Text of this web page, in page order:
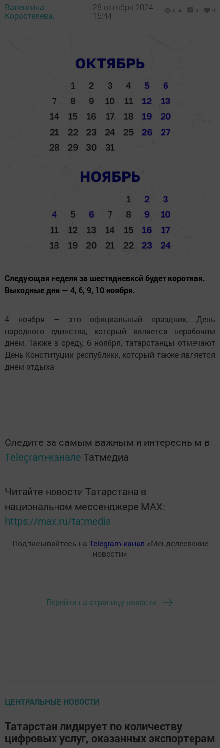
Валентина
Коростелева,
28 октября 2024 -
15:44
674 0 0
Следующая неделя за шестидневкой будет короткая.
Выходные дни — 4, 6, 9, 10 ноября.
4 ноября — это официальный праздник, День
народного единства, который является нерабочим
днем. Также в среду, 6 ноября, татарстанцы отмечают
День Конституции республики, который также является
днем отдыха.
Следите за самым важным и интересным в
Telegram-канале Татмедиа
Читайте новости Татарстана в
национальном мессенджере MАХ:
https://max.ru/tatmedia
Подписывайтесь на Telegram-канал «Менделеевские
новости»
Перейти на страницу новости
ЦЕНТРАЛЬНЫЕ НОВОСТИ
Татарстан лидирует по количеству
цифровых услуг, оказанных экспортерам